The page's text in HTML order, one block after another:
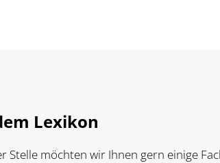
Lexikon
Stelle möchten wir Ihnen gern einige